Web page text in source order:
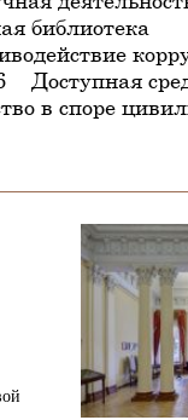
библиотека
Доступная
в споре